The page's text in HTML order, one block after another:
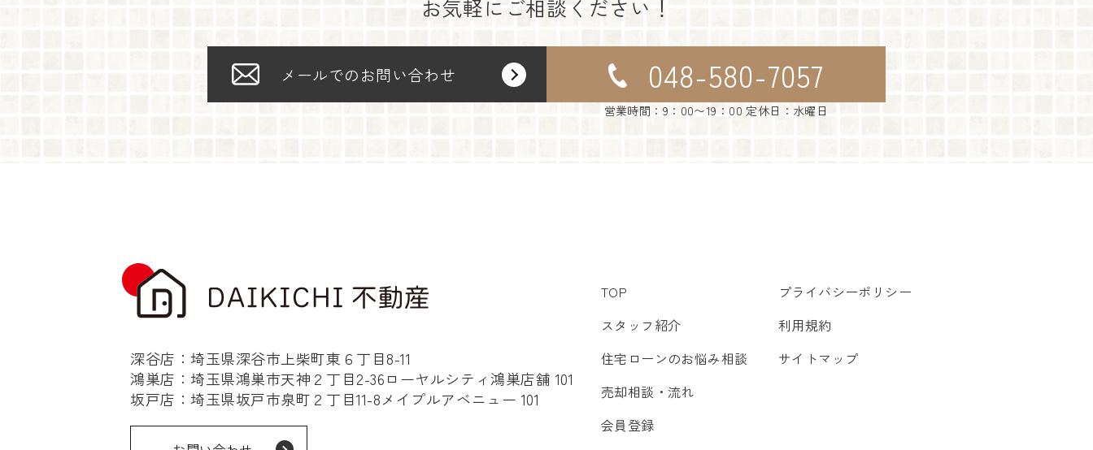
お気軽にご相談ください！
メールでのお問い合わせ 048-580-7057
営業時間：9：00〜19：00 定休日：水曜日
深谷店：埼玉県深谷市上柴町東６丁目8-11
鴻巣店：埼玉県鴻巣市天神２丁目2-36ローヤルシティ鴻巣店舗 101
坂戸店：埼玉県坂戸市泉町２丁目11-8メイプルアベニュー 101
TOP
スタッフ紹介
住宅ローンのお悩み相談
売却相談・流れ
会員登録
プライバシーポリシー
利用規約
サイトマップ